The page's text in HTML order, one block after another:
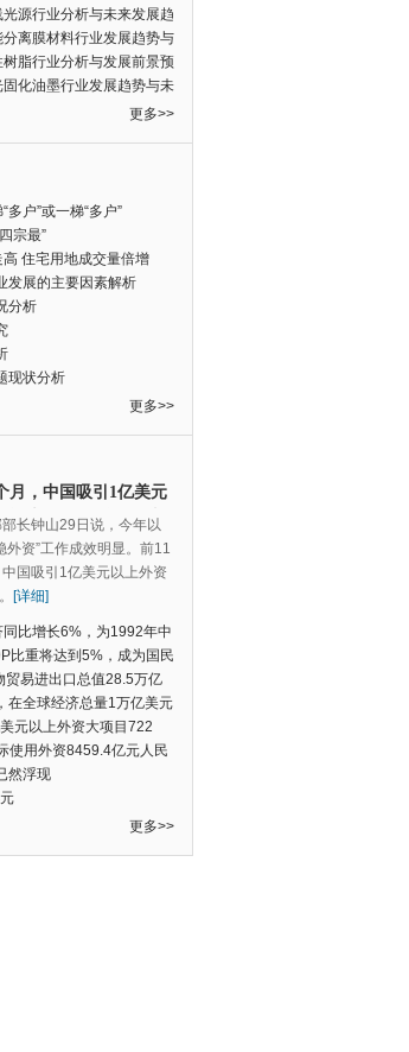
源行业分析与未来发展趋
离膜材料行业发展趋势与
脂行业分析与发展前景预
化油墨行业发展趋势与未
更多>>
户”或一梯“多户”
宗最”
住宅用地成交量倍增
发展的主要因素解析
分析
现状分析
更多>>
月，中国吸引1亿美元
资大项目722个，增长
长钟山29日说，今年以
外资”工作成效明显。前11
国吸引1亿美元以上外资
[详细]
比增长6%，为1992年中
比重将达到5%，成为国民
易进出口总值28.5万亿
长2.4%
在全球经济总量1万亿美元
元以上外资大项目722
使用外资8459.4亿元人民
然浮现
更多>>